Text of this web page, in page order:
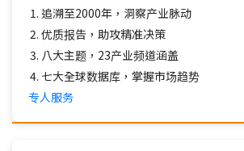
追溯至2000年，洞察产业脉动
优质报告，助攻精准决策
八大主题，23产业频道涵盖
七大全球数据库，掌握市场趋势
专人服务